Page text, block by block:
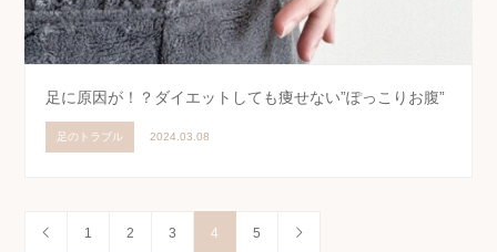
足に原因が！？ダイエットしても痩せない”ぽっこりお腹”
足のトラブル 2024.03.08
1 2 3 4 5